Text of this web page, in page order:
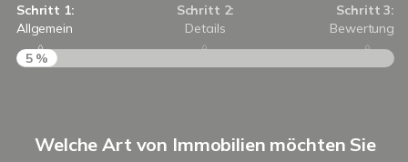
Schritt 1:
Allgemein
Schritt 2:
Details
Schritt 3:
Bewertung
5 %
Welche Art von Immobilien möchten Sie